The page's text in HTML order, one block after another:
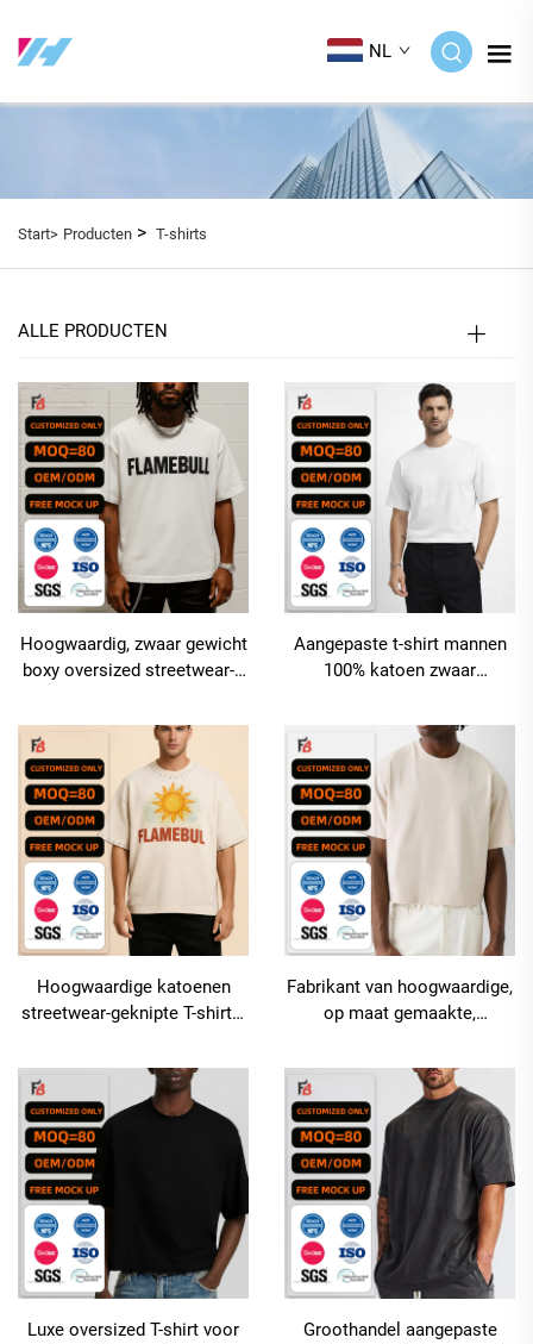
NL
Start> Producten > T-shirts
ALLE PRODUCTEN
Hoogwaardig, zwaar gewicht
boxy oversized streetwear-t-
zeefdruk, zwaar katoen,
verkort grafisch t-shirt voor
heren
Aangepaste t-shirt mannen
100% katoen zwaar
streetwear blanco boxy fit
crop t-shirt voor mannen
Hoogwaardige katoenen
streetwear-geknipte T-shirts,
grafische distressed
oversized T-shirt voor heren
Fabrikant van hoogwaardige,
op maat gemaakte,
kortemouwige, lege
katoenen T-shirts voor heren
Luxe oversized T-shirt voor
Groothandel aangepaste